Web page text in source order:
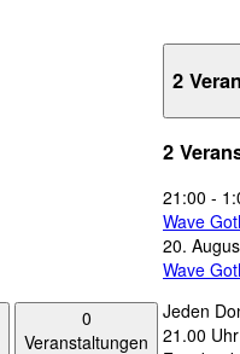
0
Veranstaltungen
2
2
21:00 -
Wave
20.
Wave
Jeden
21.00